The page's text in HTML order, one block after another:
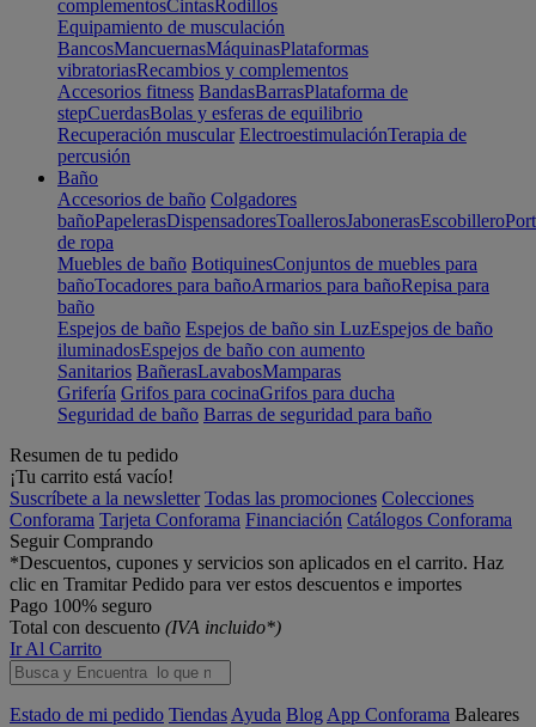
complementosCintasRodillos
Equipamiento de musculación
BancosMancuernasMáquinasPlataformas
vibratoriasRecambios y complementos
Accesorios fitness BandasBarrasPlataforma de
stepCuerdasBolas y esferas de equilibrio
Recuperación muscular ElectroestimulaciónTerapia de
percusión
Baño
Accesorios de baño Colgadores
bañoPapelerasDispensadoresToallerosJabonerasEscobillero
de ropa
Muebles de baño BotiquinesConjuntos de muebles para
bañoTocadores para bañoArmarios para bañoRepisa para
baño
Espejos de baño Espejos de baño sin LuzEspejos de baño
iluminadosEspejos de baño con aumento
Sanitarios BañerasLavabosMamparas
Grifería Grifos para cocinaGrifos para ducha
Seguridad de baño Barras de seguridad para baño
Resumen de tu pedido
¡Tu carrito está vacío!
Suscríbete a la newsletter Todas las promociones Colecciones
Conforama Tarjeta Conforama Financiación Catálogos Conforama
Seguir Comprando
*Descuentos, cupones y servicios son aplicados en el carrito. Haz
clic en Tramitar Pedido para ver estos descuentos e importes
Pago 100% seguro
Total con descuento (IVA incluido*)
Ir Al Carrito
Estado de mi pedido Tiendas Ayuda Blog App Conforama Baleares